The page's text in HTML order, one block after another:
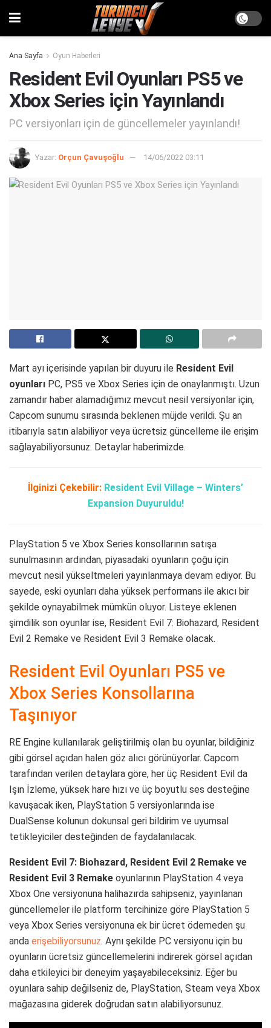
Ana Sayfa Oyun Haberleri
Resident Evil Oyunları PS5 ve
Xbox Series için Yayınlandı
PC versiyonları için de güncellemeler yayınlandı!
Yazar: Orçun Çavuşoğlu 14/06/2022 03:11
Mart ayı içerisinde yapılan bir duyuru ile Resident Evil
oyunları PC, PS5 ve Xbox Series için de onaylanmıştı. Uzun
zamandır haber alamadığımız mevcut nesil versiyonlar için,
Capcom sunumu sırasında beklenen müjde verildi. Şu an
itibarıyla satın alabiliyor veya ücretsiz güncelleme ile erişim
sağlayabiliyorsunuz. Detaylar haberimizde.
İlginizi Çekebilir: Resident Evil Village – Winters’
Expansion Duyuruldu!
PlayStation 5 ve Xbox Series konsollarının satışa
sunulmasının ardından, piyasadaki oyunların çoğu için
mevcut nesil yükseltmeleri yayınlanmaya devam ediyor. Bu
sayede, eski oyunları daha yüksek performans ile akıcı bir
şekilde oynayabilmek mümkün oluyor. Listeye eklenen
şimdilik son oyunlar ise, Resident Evil 7: Biohazard, Resident
Evil 2 Remake ve Resident Evil 3 Remake olacak.
Resident Evil Oyunları PS5 ve
Xbox Series Konsollarına
Taşınıyor
RE Engine kullanılarak geliştirilmiş olan bu oyunlar, bildiğiniz
gibi görsel açıdan halen göz alıcı görünüyorlar. Capcom
tarafından verilen detaylara göre, her üç Resident Evil da
Işın İzleme, yüksek hare hızı ve üç boyutlu ses desteğine
kavuşacak iken, PlayStation 5 versiyonlarında ise
DualSense kolunun dokunsal geri bildirim ve uyumsal
tetikleyiciler desteğinden de faydalanılacak.
Resident Evil 7: Biohazard, Resident Evil 2 Remake ve
Resident Evil 3 Remake oyunlarının PlayStation 4 veya
Xbox One versiyonuna halihazırda sahipseniz, yayınlanan
güncellemeler ile platform tercihinize göre PlayStation 5
veya Xbox Series versiyonuna ek bir ücret ödemeden şu
anda erişebiliyorsunuz. Aynı şekilde PC versiyonu için bu
oyunların ücretsiz güncellemelerini indirerek görsel açıdan
daha etkileyici bir deneyim yaşayabileceksiniz. Eğer bu
oyunlara sahip değilseniz de, PlayStation, Steam veya Xbox
mağazasına giderek doğrudan satın alabiliyorsunuz.